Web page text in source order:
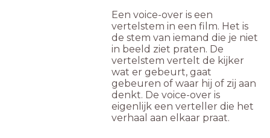
Een voice-over is een
vertelstem in een film. Het is
de stem van iemand die je niet
in beeld ziet praten. De
vertelstem vertelt de kijker
wat er gebeurt, gaat
gebeuren of waar hij of zij aan
denkt. De voice-over is
eigenlijk een verteller die het
verhaal aan elkaar praat.